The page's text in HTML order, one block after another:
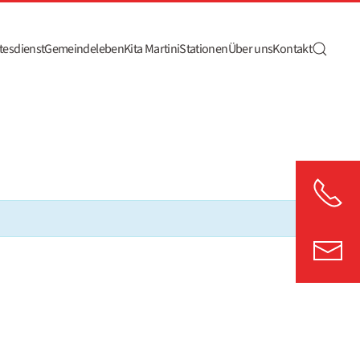
GemeindelebenKita MartiniStationenÜber unsKontakt